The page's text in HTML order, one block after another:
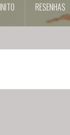
RESENHAS